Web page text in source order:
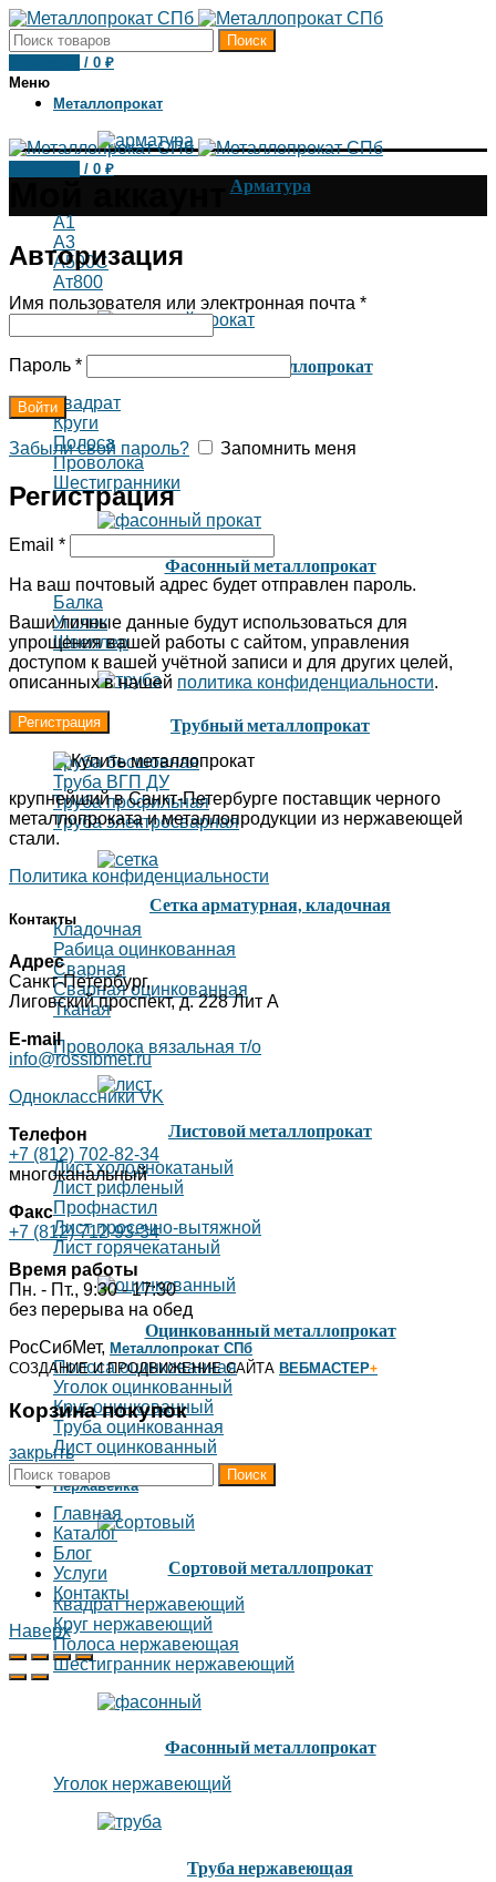
Поиск
/ 0 ₽
Меню
/ 0 ₽
Металлопрокат
Арматура
А1
А3
А500С
Ат800
Сортовой металлопрокат
Квадрат
Круги
Полоса
Проволока
Шестигранники
Фасонный металлопрокат
Балка
Уголок
Швеллер
Трубный металлопрокат
Труба бесшовная
Труба ВГП ДУ
Труба профильная
Труба электросварная
Сетка арматурная, кладочная
Кладочная
Рабица оцинкованная
Сварная
Сварная оцинкованная
Тканая
Проволока вязальная т/о
Листовой металлопрокат
Лист холоднокатаный
Лист рифленый
Профнастил
Лист просечно-вытяжной
Лист горячекатаный
Оцинкованный металлопрокат
Полоса оцинкованная
Уголок оцинкованный
Круг оцинкованный
Труба оцинкованная
Лист оцинкованный
Нержавейка
Сортовой металлопрокат
Квадрат нержавеющий
Круг нержавеющий
Полоса нержавеющая
Шестигранник нержавеющий
Фасонный металлопрокат
Уголок нержавеющий
Труба нержавеющая
Авторизация
Имя пользователя или электронная почта *
Пароль *
Войти
Забыли свой пароль? Запомнить меня
Регистрация
Email *
На ваш почтовый адрес будет отправлен пароль.
Ваши личные данные будут использоваться для
упрощения вашей работы с сайтом, управления
доступом к вашей учётной записи и для других целей,
описанных в нашей политика конфиденциальности.
Регистрация
крупнейший в Санкт-Петербурге поставщик черного
металлопроката и металлопродукции из нержавеющей
стали.
Политика конфиденциальности
Контакты
Адрес
Санкт-Петербург,
Лиговский проспект, д. 228 Лит А
E-mail
info@rossibmet.ru
Одноклассники VK
Телефон
+7 (812) 702-82-34
многоканальный
Факс
+7 (812) 712-93-34
Время работы
Пн. - Пт., 9:30 - 17:30
без перерыва на обед
РосСибМет, Металлопрокат СПб
СОЗДАНИЕ И ПРОДВИЖЕНИЕ САЙТА ВЕБМАСТЕР+
Корзина покупок
закрыть
Поиск
Главная
Каталог
Блог
Услуги
Контакты
Наверх